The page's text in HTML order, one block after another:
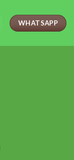
WHATSAPP